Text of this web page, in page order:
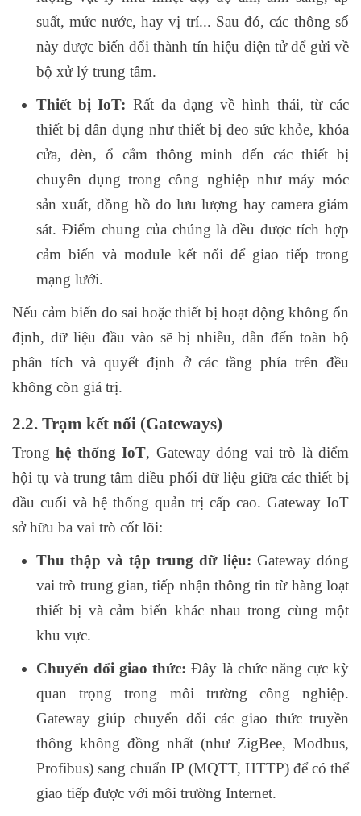
suất, mức nước, hay vị trí... Sau đó, các thông số
này được biến đổi thành tín hiệu điện tử để gửi về
bộ xử lý trung tâm.
Thiết bị IoT:Rất đa dạng về hình thái, từ các
thiết bị dân dụng như thiết bị đeo sức khỏe, khóa
cửa, đèn, ổ cắm thông minh đến các thiết bị
chuyên dụng trong công nghiệp như máy móc
sản xuất, đồng hồ đo lưu lượng hay camera giám
sát. Điểm chung của chúng là đều được tích hợp
cảm biến và module kết nối để giao tiếp trong
mạng lưới.
Nếu cảm biến đo sai hoặc thiết bị hoạt động không ổn
định, dữ liệu đầu vào sẽ bị nhiễu, dẫn đến toàn bộ
phân tích và quyết định ở các tầng phía trên đều
không còn giá trị.
2.2. Trạm kết nối (Gateways)
Tronghệ thống IoT, Gateway đóng vai trò là điểm
hội tụ và trung tâm điều phối dữ liệu giữa các thiết bị
đầu cuối và hệ thống quản trị cấp cao. Gateway IoT
sở hữu ba vai trò cốt lõi:
Thu thập và tập trung dữ liệu: Gateway đóng
vai trò trung gian, tiếp nhận thông tin từ hàng loạt
thiết bị và cảm biến khác nhau trong cùng một
khu vực.
Chuyển đổi giao thức:Đây là chức năng cực kỳ
quan trọng trong môi trường công nghiệp.
Gateway giúp chuyển đổi các giao thức truyền
thông không đồng nhất (như ZigBee, Modbus,
Profibus) sang chuẩn IP (MQTT, HTTP) để có thể
giao tiếp được với môi trường Internet.